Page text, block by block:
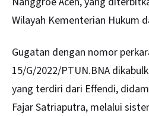
Wilayah Kementerian Hukum
Gugatan dengan nomor
15/G/2022/PTUN.BNA
yang terdiri dari Effendi,
Fajar Satriaputra, melalui